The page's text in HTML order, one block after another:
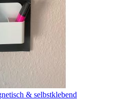
& selbstklebend